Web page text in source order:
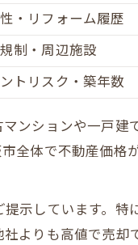
・リフォーム履歴
制・周辺施設
トリスク・築年数
ンションや一戸建
全体で不動産価格
示しています。特
よりも高値で売却